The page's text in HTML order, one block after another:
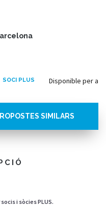
Disponible per a
SOCI PLUS
SIMILARS
i sòcies PLUS.